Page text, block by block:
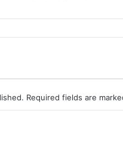
Required fields are